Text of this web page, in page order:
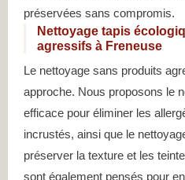
préservées sans compromis.
Nettoyage tapis
agressifs à Freneuse
Le nettoyage sans produits
approche. Nous proposons le
efficace pour éliminer les
incrustés, ainsi que le
préserver la texture et les
sont également pensés pour